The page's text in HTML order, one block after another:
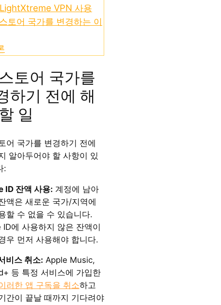
VPN 사용
토어 국가를 변경하는 이
토어 국가를
하기 전에 해
일
어 국가를 변경하기 전에
알아두어야 할 사항이 있
:
ID 잔액 사용: 계정에 남아
액은 새로운 국가/지역에
할 수 없을 수 있습니다.
ID에 사용하지 않은 잔액이
우 먼저 사용해야 합니다.
비스 취소: Apple Music,
등 특정 서비스에 가입한
러한 앱 구독을 취소하고
간이 끝날 때까지 기다려야